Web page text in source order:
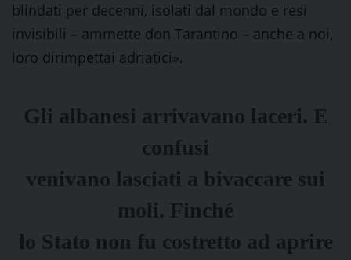
blindati per decenni, isolati dal mondo e resi
invisibili – ammette don Tarantino – anche a noi,
loro dirimpettai adriatici».
Gli albanesi arrivavano laceri. E
confusi
venivano lasciati a bivaccare sui
moli. Finché
lo Stato non fu costretto ad aprire